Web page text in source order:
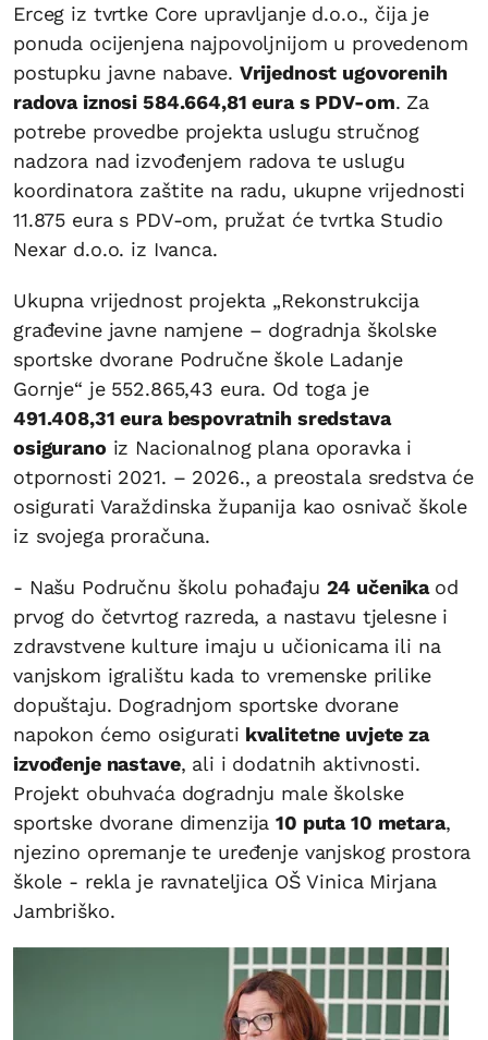
Erceg iz tvrtke Core upravljanje d.o.o., čija je
ponuda ocijenjena najpovoljnijom u provedenom
postupku javne nabave. Vrijednost ugovorenih
radova iznosi 584.664,81 eura s PDV-om. Za
potrebe provedbe projekta uslugu stručnog
nadzora nad izvođenjem radova te uslugu
koordinatora zaštite na radu, ukupne vrijednosti
11.875 eura s PDV-om, pružat će tvrtka Studio
Nexar d.o.o. iz Ivanca.
Ukupna vrijednost projekta „Rekonstrukcija
građevine javne namjene – dogradnja školske
sportske dvorane Područne škole Ladanje
Gornje“ je 552.865,43 eura. Od toga je
491.408,31 eura bespovratnih sredstava
osiguranoiz Nacionalnog plana oporavka i
otpornosti 2021. – 2026., a preostala sredstva će
osigurati Varaždinska županija kao osnivač škole
iz svojega proračuna.
- Našu Područnu školu pohađaju 24 učenika od
prvog do četvrtog razreda, a nastavu tjelesne i
zdravstvene kulture imaju u učionicama ili na
vanjskom igralištu kada to vremenske prilike
dopuštaju. Dogradnjom sportske dvorane
napokon ćemo osigurati kvalitetne uvjete za
izvođenje nastave, ali i dodatnih aktivnosti.
Projekt obuhvaća dogradnju male školske
sportske dvorane dimenzija10 puta 10 metara,
njezino opremanje te uređenje vanjskog prostora
škole - rekla je ravnateljica OŠ Vinica Mirjana
Jambriško.